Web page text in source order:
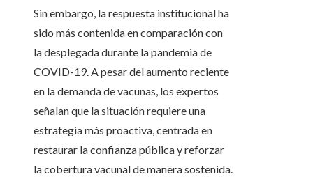
Sin embargo, la respuesta institucional ha
sido más contenida en comparación con
la desplegada durante la pandemia de
COVID-19. A pesar del aumento reciente
en la demanda de vacunas, los expertos
señalan que la situación requiere una
estrategia más proactiva, centrada en
restaurar la confianza pública y reforzar
la cobertura vacunal de manera sostenida.